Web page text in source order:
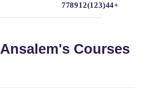
+44(123)778912​
Ansalem's Courses